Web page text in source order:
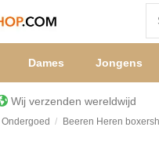
Dames Jongens
Wij verzenden
Beeren Heren